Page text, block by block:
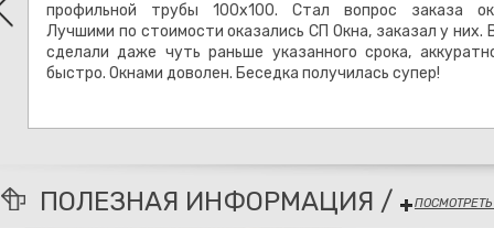
профильной трубы 100х100. Стал вопрос заказа
Лучшими по стоимости оказались СП Окна, заказал у них.
сделали даже чуть раньше указанного срока,
быстро. Окнами доволен. Беседка получилась супер!
ПОЛЕЗНАЯ ИНФОРМАЦИЯ /